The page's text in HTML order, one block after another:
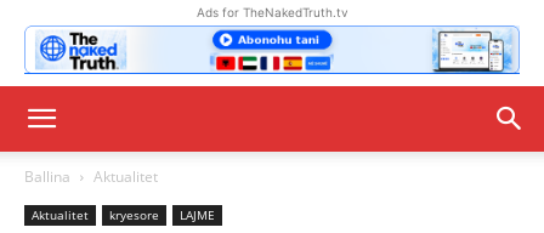
Ads for TheNakedTruth.tv
Ballina Aktualitet
Aktualitet kryesore LAJME